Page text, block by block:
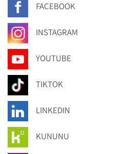
FACEBOOK
INSTAGRAM
YOUTUBE
TIKTOK
LINKEDIN
KUNUNU